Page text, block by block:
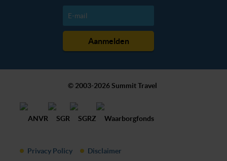
© 2003-2026 Summit Travel
Privacy Policy Disclaimer